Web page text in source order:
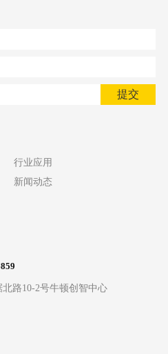
提交
行业应用
新闻动态
路10-2号牛顿创智中心